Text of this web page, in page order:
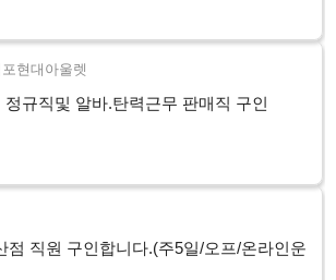
현대아울렛
정규직및 알바.탄력근무 판매직 구인
점 직원 구인합니다.(주5일/오프/온라인운